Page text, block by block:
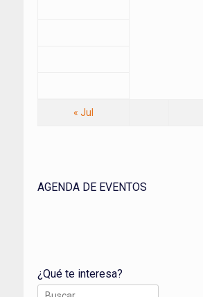
« Jul
AGENDA DE EVENTOS
¿Qué te interesa?
Buscar: